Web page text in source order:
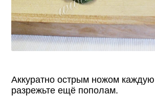
Аккуратно острым ножом
разрежьте ещё пополам.